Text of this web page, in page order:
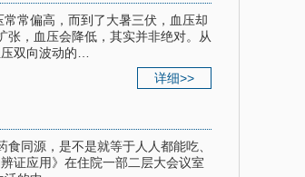
常偏高，而到了大暑三伏，血压却
，血压会降低，其实并非绝对。从
双向波动的…
详细>>
同源，是不是就等于人人都能吃、
证应用》在住院一部二层大会议室